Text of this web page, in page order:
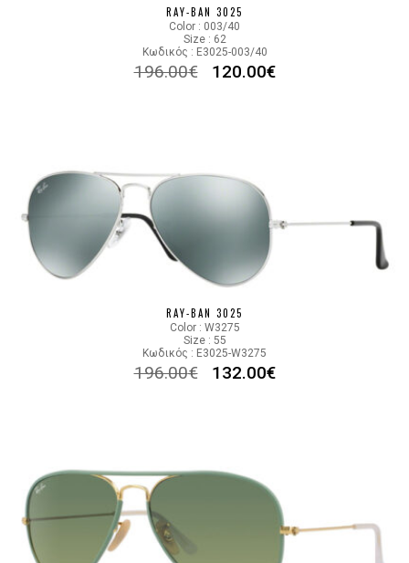
RAY-BAN 3025
Color : 003/40
Size : 62
Κωδικός : E3025-003/40
196.00€ 120.00€
RAY-BAN 3025
Color : W3275
Size : 55
Κωδικός : E3025-W3275
196.00€ 132.00€